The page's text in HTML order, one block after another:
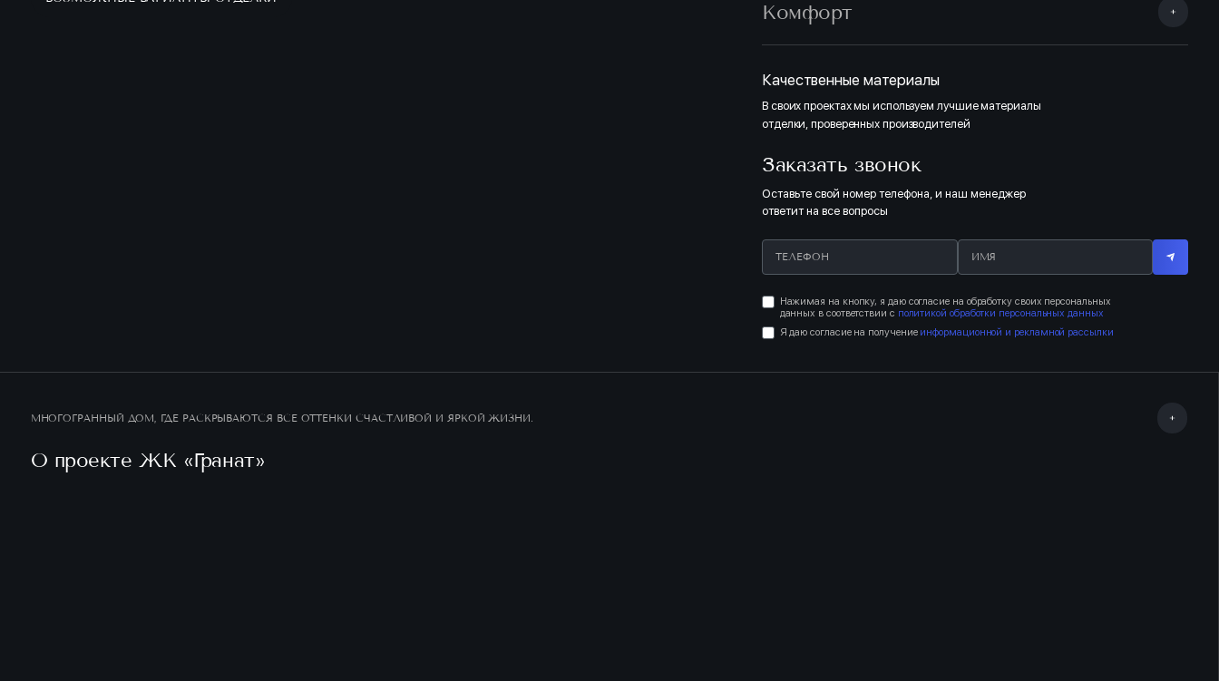
Комфорт
Качественные материалы
В своих проектах мы используем лучшие материалы
отделки, проверенных производителей
Заказать звонок
Оставьте свой номер телефона, и наш менеджер
ответит на все вопросы
Нажимая на кнопку, я даю согласие на обработку своих персональных
данных в соответствии с политикой обработки персональных данных
Я даю согласие на получение информационной и рекламной рассылки
МНОГОГРАННЫЙ ДОМ, ГДЕ РАСКРЫВАЮТСЯ ВСЕ ОТТЕНКИ СЧАСТЛИВОЙ И ЯРКОЙ ЖИЗНИ.
О проекте ЖК «Гранат»